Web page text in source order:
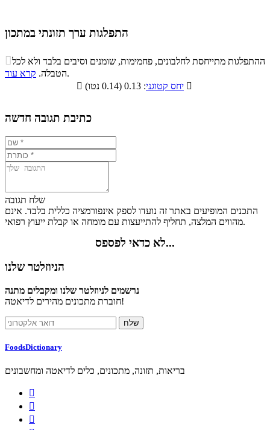
התפלגות ערך תזונתי במתכון
התפלגות ערך תזונתי במתכון
סיבים
תזונתיים
שומנים חלבונים
11.4% 69.8%
ההתפלגות מתייחסת לחלבונים, פחמימות, שומנים וסיבים בלבד ולא לכל
הטבלה. קרא עוד
.

יחס קטוגני 
כתיבת תגובה חדשה
שלח תגובה
התכנים המופיעים באתר זה נועדו לספק אינפורמציה כללית בלבד. אינם
מהווים המלצה, תחליף להתייעצות עם מומחה או קבלת ייעוץ רפואי.
לא כדאי לפספס...
הניוזלטר שלנו
נרשמים לניוזלטר שלנו ומקבלים מתנה
חוברת מתכונים מהירים לדיאטה!
FoodsDictionary
בריאות, תזונה, מתכונים, כלים לדיאטה ומחשבונים


